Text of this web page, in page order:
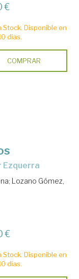
€
Stock. Disponible en
días.
COMPRAR
Ezquerra
; Lozano Gómez,
€
Stock. Disponible en
días.